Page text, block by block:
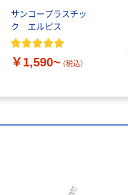
サンコープラスチッ
ク エルピス
￥1,590~ （税込）